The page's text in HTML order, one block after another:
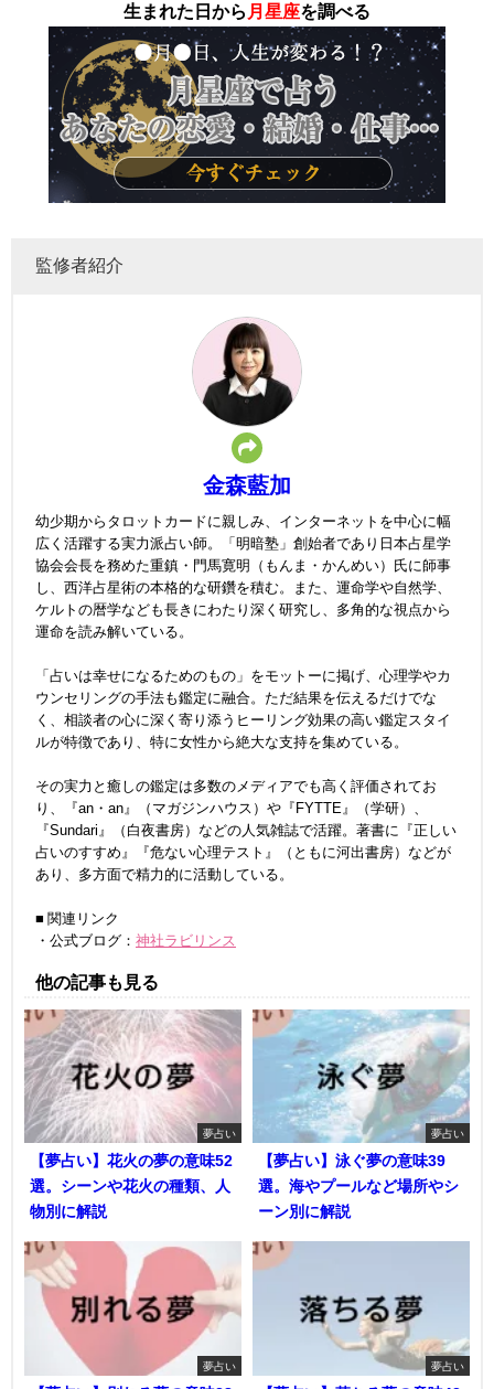
生まれた日から 月星座を調べる
監修者紹介
金森藍加
幼少期からタロットカードに親しみ、インターネットを中心に幅
広く活躍する実力派占い師。「明暗塾」創始者であり日本占星学
協会会長を務めた重鎮・門馬寛明（もんま・かんめい）氏に師事
し、西洋占星術の本格的な研鑽を積む。また、運命学や自然学、
ケルトの暦学なども長きにわたり深く研究し、多角的な視点から
運命を読み解いている。
「占いは幸せになるためのもの」をモットーに掲げ、心理学やカ
ウンセリングの手法も鑑定に融合。ただ結果を伝えるだけでな
く、相談者の心に深く寄り添うヒーリング効果の高い鑑定スタイ
ルが特徴であり、特に女性から絶大な支持を集めている。
その実力と癒しの鑑定は多数のメディアでも高く評価されてお
り、『an・an』（マガジンハウス）や『FYTTE』（学研）、
『Sundari』（白夜書房）などの人気雑誌で活躍。著書に『正しい
占いのすすめ』『危ない心理テスト』（ともに河出書房）などが
あり、多方面で精力的に活動している。
■ 関連リンク
・公式ブログ： 神社ラビリンス
他の記事も見る
夢占い
【夢占い】花火の夢の意味52
選。シーンや花火の種類、人
物別に解説
夢占い
【夢占い】泳ぐ夢の意味39
選。海やプールなど場所やシ
ーン別に解説
夢占い 夢占い